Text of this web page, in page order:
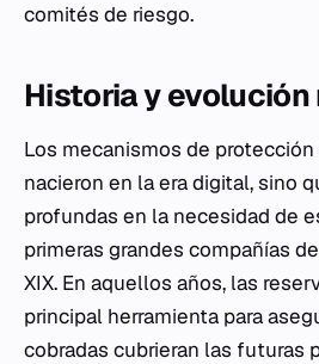
comités de riesgo.
Historia y
Los mecanismos de
nacieron en la era digital, sino
profundas en la necesidad de
primeras grandes compañías
XIX. En aquellos años, las
principal herramienta para
cobradas cubrieran las futuras